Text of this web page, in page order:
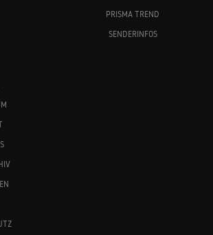
PRISMA TREND
SENDERINFOS